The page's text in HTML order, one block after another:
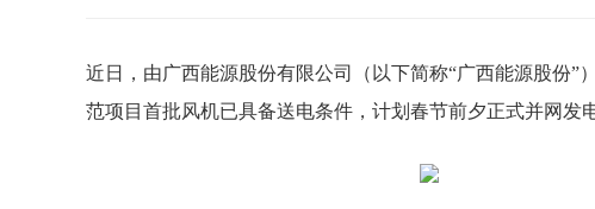
近日，由广西能源股份有限公司（以下简称“广西能源股份
范项目首批风机已具备送电条件，计划春节前夕正式并网发电